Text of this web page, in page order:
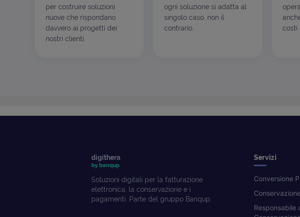
per costruire soluzioni
nuove che rispondano
davvero ai progetti dei
nostri clienti.
ogni soluzione si adatta al
singolo caso, non il
contrario.
costi
digithera
by banqup
Soluzioni digitali per la fatturazione
elettronica, la conservazione e i
pagamenti. Parte del gruppo Banqup.
Servizi
Conversione
Responsabile